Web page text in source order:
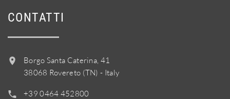
CONTATTI
Borgo Santa Caterina, 41
38068 Rovereto (TN) - Italy
+39 0464 452800